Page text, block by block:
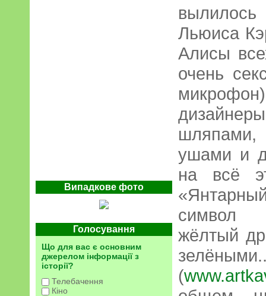
Випадкове фото
Голосування
Що для вас є основним
джерелом інформації з
історії?
Телебачення
Кіно
Льюиса
Алисы
очень
ушами и
на всё
символ
жёлтый
(